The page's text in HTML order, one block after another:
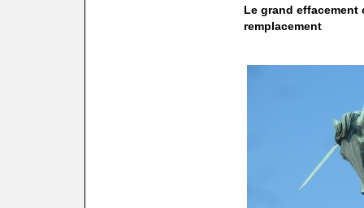
Le grand
remplacement